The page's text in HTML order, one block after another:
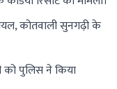
कोतवाली सुनगढ़ी के
को पुलिस ने किया